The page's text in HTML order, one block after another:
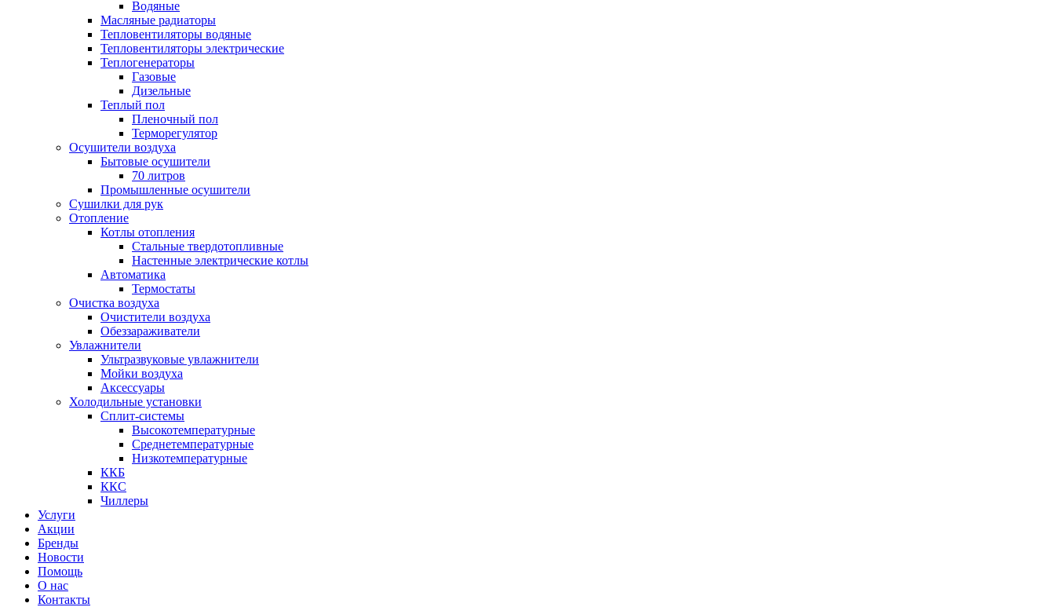
Водяные
Масляные радиаторы
Тепловентиляторы водяные
Тепловентиляторы электрические
Теплогенераторы
Газовые
Дизельные
Теплый пол
Пленочный пол
Терморегулятор
Осушители воздуха
Бытовые осушители
70 литров
Промышленные осушители
Сушилки для рук
Отопление
Котлы отопления
Стальные твердотопливные
Настенные электрические котлы
Автоматика
Термостаты
Очистка воздуха
Очистители воздуха
Обеззараживатели
Увлажнители
Ультразвуковые увлажнители
Мойки воздуха
Аксессуары
Холодильные установки
Сплит-системы
Высокотемпературные
Среднетемпературные
Низкотемпературные
ККБ
ККС
Чиллеры
Услуги
Акции
Бренды
Новости
Помощь
О нас
Контакты